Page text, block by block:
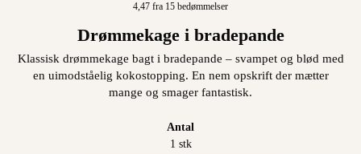
4,47 fra 15 bedømmelser
Drømmekage i bradepande
Klassisk drømmekage bagt i bradepande – svampet og blød med
en uimodståelig kokostopping. En nem opskrift der mætter
mange og smager fantastisk.
Antal
1 stk